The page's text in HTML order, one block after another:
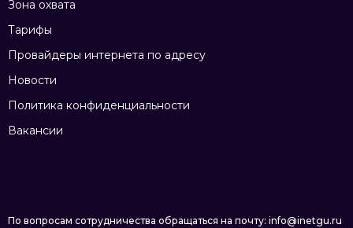
Зона охвата
Тарифы
Провайдеры интернета по адресу
Новости
Политика конфиденциальности
Вакансии
По вопросам сотрудничества обращаться на почту: info@inetgu.ru